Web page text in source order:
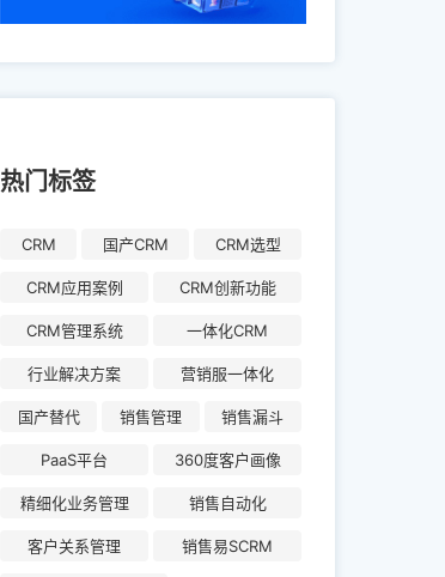
热门标签
CRM 国产CRM CRM选型
CRM应用案例 CRM创新功能
CRM管理系统 一体化CRM
行业解决方案 营销服一体化
国产替代 销售管理 销售漏斗
PaaS平台 360度客户画像
精细化业务管理 销售自动化
客户关系管理 销售易SCRM